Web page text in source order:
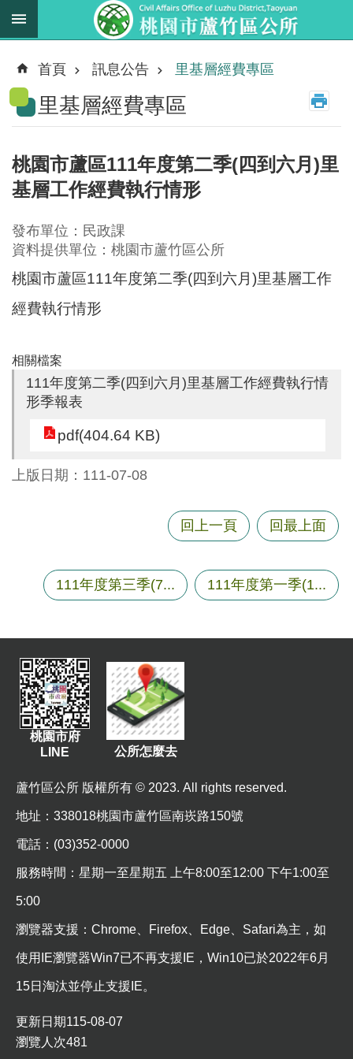
跳到主要內容區塊
新
消
息
務
職
掌
法
規
資
料
搜
尋
竹
區
活
便
民
資
關
通
錄
相
關
料
首
頁
網
首頁 訊息公告 里基層經費專區
里基層經費專區
桃園市蘆區111年度第二季(四到六月)里
基層工作經費執行情形
發布單位：民政課
資料提供單位：桃園市蘆竹區公所
桃園市蘆區111年度第二季(四到六月)里基層工作
經費執行情形
相關檔案
111年度第二季(四到六月)里基層工作經費執行情
形季報表
pdf(404.64 KB)
上版日期：111-07-08
回上一頁 回最上面
111年度第三季(7... 111年度第一季(1...
桃園市府
LINE
公所怎麼去
蘆竹區公所 版權所有 © 2023. All rights reserved.
地址 ：338018桃園市蘆竹區南崁路150號
電話：(03)352-0000
服務時間：星期一至星期五 上午8:00至12:00 下午1:00至
5:00
瀏覽器支援：Chrome、Firefox、Edge、Safari為主，如
使用IE瀏覽器Win7已不再支援IE，Win10已於2022年6月
15日淘汰並停止支援IE。
更新日期115-08-07
瀏覽人次481